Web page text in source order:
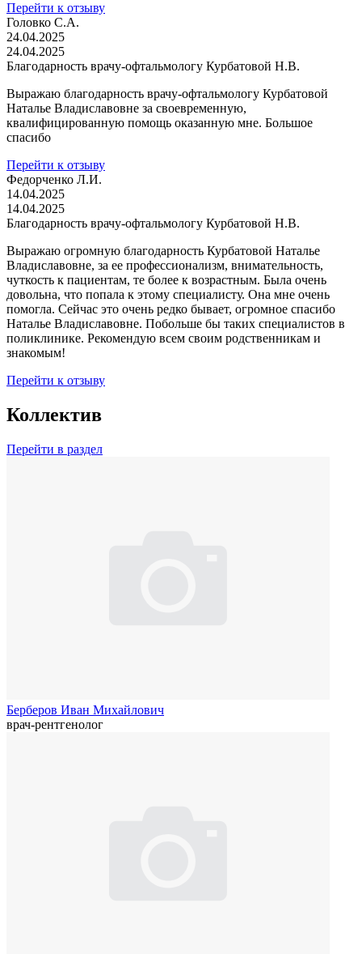
Перейти к отзыву
Головко С.А.
24.04.2025
24.04.2025
Благодарность врачу-офтальмологу Курбатовой Н.В.
Выражаю благодарность врачу-офтальмологу Курбатовой
Наталье Владиславовне за своевременную,
квалифицированную помощь оказанную мне. Большое
спасибо
Перейти к отзыву
Федорченко Л.И.
14.04.2025
14.04.2025
Благодарность врачу-офтальмологу Курбатовой Н.В.
Выражаю огромную благодарность Курбатовой Наталье
Владиславовне, за ее профессионализм, внимательность,
чуткость к пациентам, те более к возрастным. Была очень
довольна, что попала к этому специалисту. Она мне очень
помогла. Сейчас это очень редко бывает, огромное спасибо
Наталье Владиславовне. Побольше бы таких специалистов в
поликлинике. Рекомендую всем своим родственникам и
знакомым!
Перейти к отзыву
Коллектив
Перейти в раздел
Берберов Иван Михайлович
врач-рентгенолог